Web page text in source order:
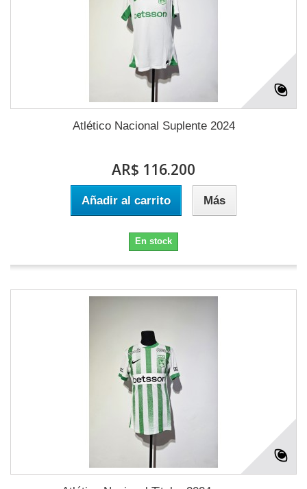
Atlético Nacional Suplente 2024
AR$ 116.200
Añadir al carrito Más
En stock